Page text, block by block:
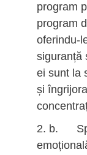
program
program
oferindu-
siguranță
ei sunt la
și
b.